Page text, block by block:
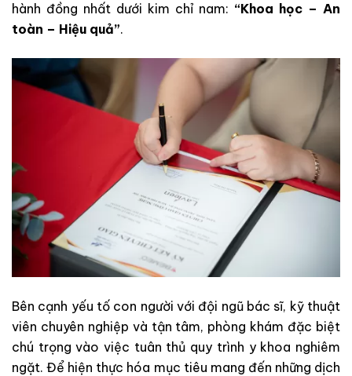
hành đồng nhất dưới kim chỉ nam: “Khoa học – An
toàn – Hiệu quả”.
Bên cạnh yếu tố con người với đội ngũ bác sĩ, kỹ thuật
viên chuyên nghiệp và tận tâm, phòng khám đặc biệt
chú trọng vào việc tuân thủ quy trình y khoa nghiêm
ngặt. Để hiện thực hóa mục tiêu mang đến những dịch